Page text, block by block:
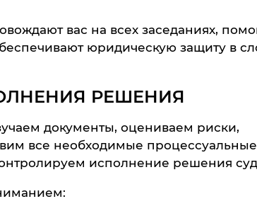
вас на всех заседаниях,
юридическую защиту в
РЕШЕНИЯ
документы, оцениваем риски,
все необходимые процессуальные
исполнение решения